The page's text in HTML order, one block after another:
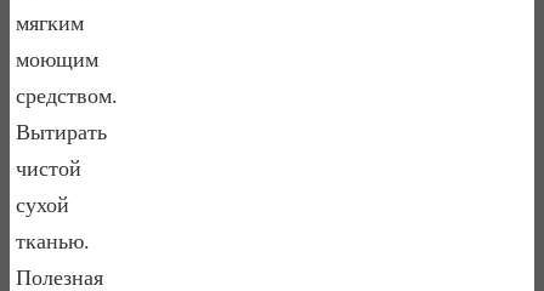
мягким
моющим
средством.
Вытирать
чистой
сухой
тканью.
Полезная